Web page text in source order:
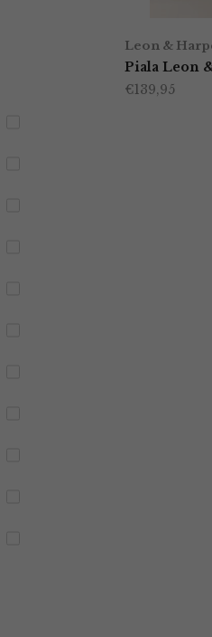
Leon &
Piala Leon
€139,95